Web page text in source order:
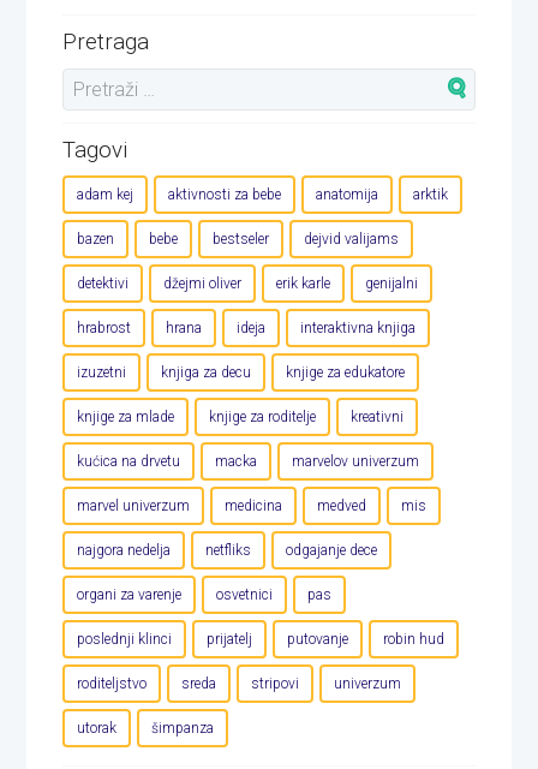
Pretraga
Tagovi
adam kej aktivnosti za bebe anatomija arktik
bazen bebe bestseler dejvid valijams
detektivi džejmi oliver erik karle genijalni
hrabrost hrana ideja interaktivna knjiga
izuzetni knjiga za decu knjige za edukatore
knjige za mlade knjige za roditelje kreativni
kućica na drvetu macka marvelov univerzum
marvel univerzum medicina medved mis
najgora nedelja netfliks odgajanje dece
organi za varenje osvetnici pas
poslednji klinci prijatelj putovanje robin hud
roditeljstvo sreda stripovi univerzum
utorak šimpanza